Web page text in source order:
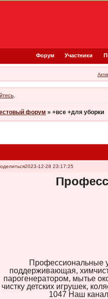
Форум Участники
.
форум »+все +для уборки
2023-12-28 23:17:25
Профессиональные
поддерживающая,
парогенератором, мытье
чистку детских игрушек,
1047 Наш